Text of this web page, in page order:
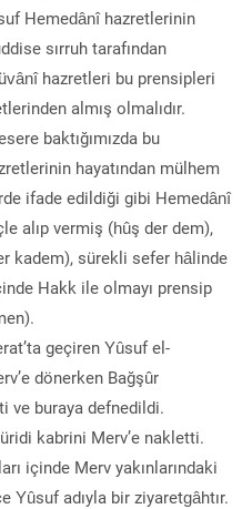
Hemedânî hazretlerinin
sırruh tarafından
hazretleri bu prensipleri
almış olmalıdır.
baktığımızda bu
hayatından mülhem
ifade edildiği gibi Hemedânî
alıp vermiş (hûş der dem),
kadem), sürekli sefer hâlinde
Hakk ile olmayı prensip
geçiren Yûsuf el-
dönerken Bağşûr
ve buraya defnedildi.
kabrini Merv’e nakletti.
içinde Merv yakınlarındaki
Yûsuf adıyla bir ziyaretgâhtır.